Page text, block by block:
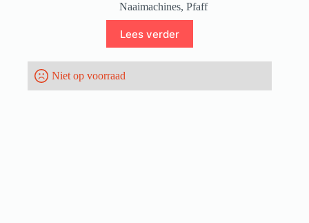
Naaimachines,Pfaff
Lees verder
Niet op voorraad